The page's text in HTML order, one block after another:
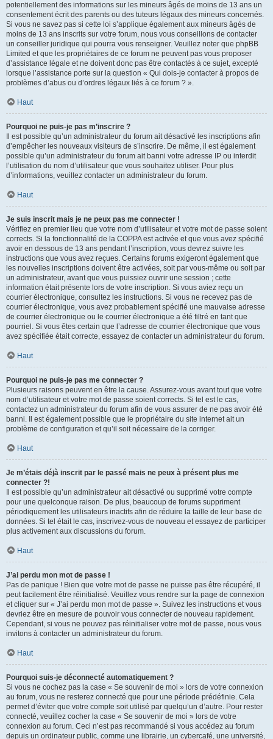
potentiellement des informations sur les mineurs âgés de moins de 13 ans un
consentement écrit des parents ou des tuteurs légaux des mineurs concernés.
Si vous ne savez pas si cette loi s’applique également aux mineurs âgés de
moins de 13 ans inscrits sur votre forum, nous vous conseillons de contacter
un conseiller juridique qui pourra vous renseigner. Veuillez noter que phpBB
Limited et que les propriétaires de ce forum ne peuvent pas vous proposer
d’assistance légale et ne doivent donc pas être contactés à ce sujet, excepté
lorsque l’assistance porte sur la question « Qui dois-je contacter à propos de
problèmes d’abus ou d’ordres légaux liés à ce forum ? ».
Haut
Pourquoi ne puis-je pas m’inscrire ?
Il est possible qu’un administrateur du forum ait désactivé les inscriptions afin
d’empêcher les nouveaux visiteurs de s’inscrire. De même, il est également
possible qu’un administrateur du forum ait banni votre adresse IP ou interdit
l’utilisation du nom d’utilisateur que vous souhaitez utiliser. Pour plus
d’informations, veuillez contacter un administrateur du forum.
Haut
Je suis inscrit mais je ne peux pas me connecter !
Vérifiez en premier lieu que votre nom d’utilisateur et votre mot de passe soient
corrects. Si la fonctionnalité de la COPPA est activée et que vous avez spécifié
avoir en dessous de 13 ans pendant l’inscription, vous devrez suivre les
instructions que vous avez reçues. Certains forums exigeront également que
les nouvelles inscriptions doivent être activées, soit par vous-même ou soit par
un administrateur, avant que vous puissiez ouvrir une session ; cette
information était présente lors de votre inscription. Si vous aviez reçu un
courrier électronique, consultez les instructions. Si vous ne recevez pas de
courrier électronique, vous avez probablement spécifié une mauvaise adresse
de courrier électronique ou le courrier électronique a été filtré en tant que
pourriel. Si vous êtes certain que l’adresse de courrier électronique que vous
avez spécifiée était correcte, essayez de contacter un administrateur du forum.
Haut
Pourquoi ne puis-je pas me connecter ?
Plusieurs raisons peuvent en être la cause. Assurez-vous avant tout que votre
nom d’utilisateur et votre mot de passe soient corrects. Si tel est le cas,
contactez un administrateur du forum afin de vous assurer de ne pas avoir été
banni. Il est également possible que le propriétaire du site internet ait un
problème de configuration et qu’il soit nécessaire de la corriger.
Haut
Je m’étais déjà inscrit par le passé mais ne peux à présent plus me
connecter ?!
Il est possible qu’un administrateur ait désactivé ou supprimé votre compte
pour une quelconque raison. De plus, beaucoup de forums suppriment
périodiquement les utilisateurs inactifs afin de réduire la taille de leur base de
données. Si tel était le cas, inscrivez-vous de nouveau et essayez de participer
plus activement aux discussions du forum.
Haut
J’ai perdu mon mot de passe !
Pas de panique ! Bien que votre mot de passe ne puisse pas être récupéré, il
peut facilement être réinitialisé. Veuillez vous rendre sur la page de connexion
et cliquer sur « J’ai perdu mon mot de passe ». Suivez les instructions et vous
devriez être en mesure de pouvoir vous connecter de nouveau rapidement.
Cependant, si vous ne pouvez pas réinitialiser votre mot de passe, nous vous
invitons à contacter un administrateur du forum.
Haut
Pourquoi suis-je déconnecté automatiquement ?
Si vous ne cochez pas la case « Se souvenir de moi » lors de votre connexion
au forum, vous ne resterez connecté que pour une période prédéfinie. Cela
permet d’éviter que votre compte soit utilisé par quelqu’un d’autre. Pour rester
connecté, veuillez cocher la case « Se souvenir de moi » lors de votre
connexion au forum. Ceci n’est pas recommandé si vous accédez au forum
depuis un ordinateur public, comme une librairie, un cybercafé, une université,